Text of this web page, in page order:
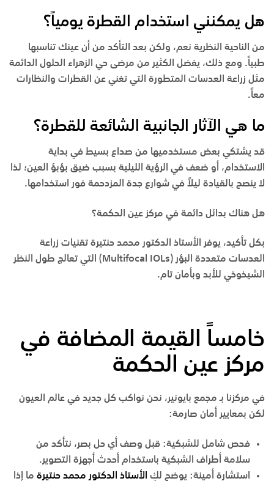
هل يمكنني استخدام القطرة يومياً؟
من الناحية النظرية نعم، ولكن بعد التأكد من أن عينك تناسبها
طبياً. ومع ذلك، يفضل الكثير من مرضى حي الزهراء الحلول الدائمة
مثل زراعة العدسات المتطورة التي تغني عن القطرات والنظارات
معاً.
ما هي الآثار الجانبية الشائعة للقطرة؟
قد يشتكي بعض مستخدميها من صداع بسيط في بداية
الاستخدام، أو ضعف في الرؤية الليلية بسبب ضيق بؤبؤ العين؛ لذا
لا ينصح بالقيادة ليلاً في شوارع جدة المزدحمة فور استخدامها.
هل هناك بدائل دائمة في مركز عين الحكمة؟
بكل تأكيد، يوفر الأستاذ الدكتور محمد حنتيرة تقنيات زراعة
العدسات متعددة البؤر (Multifocal IOLs) التي تعالج طول النظر
الشيخوخي للأبد وبأمان تام.
خامساً القيمة المضافة في
مركز عين الحكمة
في مركزنا بـ مجمع بايونير، نحن نواكب كل جديد في عالم العيون
لكن بمعايير أمان صارمة:
فحص شامل للشبكية: قبل وصف أي حل بصر، نتأكد من
سلامة أطراف الشبكية باستخدام أحدث أجهزة التصوير.
استشارة أمينة: يوضح لكِ الأستاذ الدكتور محمد حنتيرة ما إذا